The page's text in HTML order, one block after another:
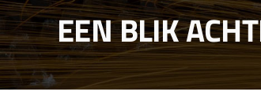
EEN BLIK